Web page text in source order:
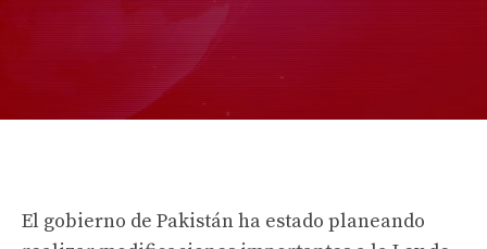
El gobierno de Pakistán ha estado planeando